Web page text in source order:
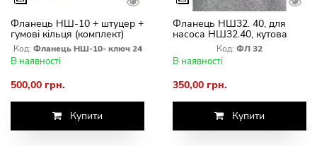
Фланець НШ-10 + штуцер +
гумові кільця (комплект)
Штуцер М20×1.5 / М20×1.5
(S24, під ключ 24)
Код: Фланець НШ-10- ключ 24
В наявності
500,00 грн.
Купити
Фланець НШ32. 40, для
насоса НШ32.40, кутова
Код: ФЛ 32
В наявності
350,00 грн.
Купити